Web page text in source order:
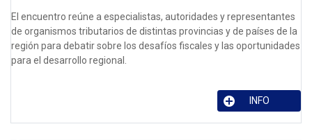
El encuentro reúne a especialistas, autoridades y representantes
de organismos tributarios de distintas provincias y de países de la
región para debatir sobre los desafíos fiscales y las oportunidades
para el desarrollo regional.
INFO